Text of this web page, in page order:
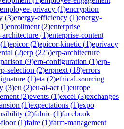
employee-privacy (1)encryption
(3)energy-efficiency (1)energy-
1)enrollment (2)enterprise
architecture (1)enterprise-content
(1)epicor(2)epicor-kinetic (1)eprivacy
(2)erp (225)erp-architecture
(9)erp-configuration (1)erp-
selection (2)erpnext (18)errors
(1)eta (2)ethical-sourcing
(3)eu (2)eu-ai-act (1)europe
(2)events (1)excel (3)exchanges
(1)expectations (1)expo
(2)fabric (1)facebook
(1)faire (1)farm-management